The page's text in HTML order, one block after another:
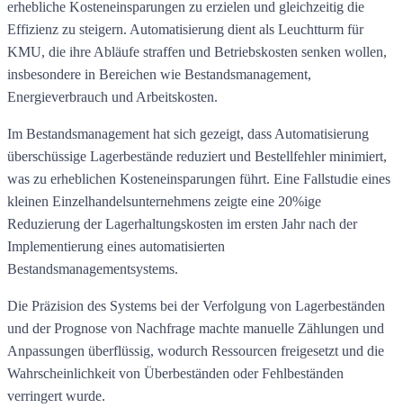
erhebliche Kosteneinsparungen zu erzielen und gleichzeitig die
Effizienz zu steigern. Automatisierung dient als Leuchtturm für
KMU, die ihre Abläufe straffen und Betriebskosten senken wollen,
insbesondere in Bereichen wie Bestandsmanagement,
Energieverbrauch und Arbeitskosten.
Im Bestandsmanagement hat sich gezeigt, dass Automatisierung
überschüssige Lagerbestände reduziert und Bestellfehler minimiert,
was zu erheblichen Kosteneinsparungen führt. Eine Fallstudie eines
kleinen Einzelhandelsunternehmens zeigte eine 20%ige
Reduzierung der Lagerhaltungskosten im ersten Jahr nach der
Implementierung eines automatisierten
Bestandsmanagementsystems.
Die Präzision des Systems bei der Verfolgung von Lagerbeständen
und der Prognose von Nachfrage machte manuelle Zählungen und
Anpassungen überflüssig, wodurch Ressourcen freigesetzt und die
Wahrscheinlichkeit von Überbeständen oder Fehlbeständen
verringert wurde.